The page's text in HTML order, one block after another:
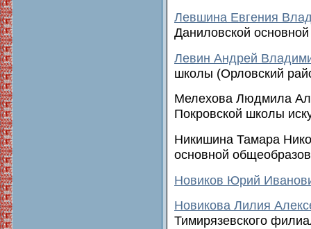
Левшина Евгения
Даниловской
Левин Андрей
школы (Орловский
Мелехова Людмила
Покровской школы
Никишина Тамара
основной
Новиков Юрий
Новикова Лилия
Тимирязевского